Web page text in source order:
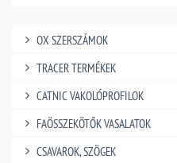
OX SZERSZÁMOK
TRACER TERMÉKEK
CATNIC VAKOLÓPROFILOK
FAÖSSZEKÖTŐK VASALATOK
CSAVAROK, SZÖGEK